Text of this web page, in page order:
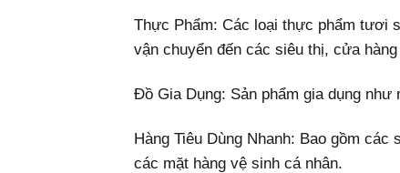
Thực Phẩm: Các loại thực phẩm tươi
vận chuyển đến các siêu thị, cửa
Đồ Gia Dụng: Sản phẩm gia dụng
Hàng Tiêu Dùng Nhanh: Bao gồm
các mặt hàng vệ sinh cá nhân.